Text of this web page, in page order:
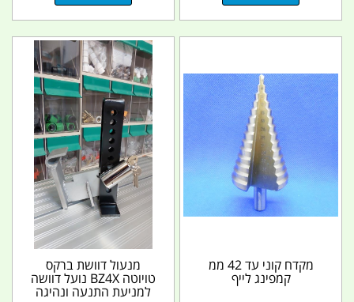
מקדח קוני עד 42 ממ
קמפינג לייף
מנעול דוושת ברקס
טויוטה BZ4X נועל דוושה
למניעת התנעה ונהיגה